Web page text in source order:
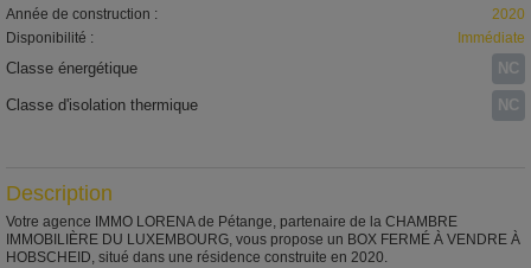
Année de construction :
2020
Disponibilité :
Immédiate
Classe énergétique NC
Classe d'isolation thermique NC
Description
Votre agence IMMO LORENA de Pétange, partenaire de la CHAMBRE
IMMOBILIÈRE DU LUXEMBOURG, vous propose un BOX FERMÉ À VENDRE À
HOBSCHEID, situé dans une résidence construite en 2020.